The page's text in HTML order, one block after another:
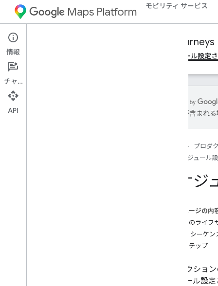
Maps Platform モビリティ サービス
Mobility Services Journeys
概要 スケジュール設定
は誤りが含まれ
プロダ
スケジュール
スケ
このページの内
タスクのライフ
タスク シーケ
次のステップ
このセクショ
ケジュール設
情報
チャット
API